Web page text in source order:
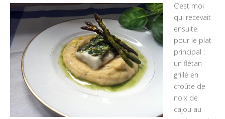
C’est moi
qui recevait
ensuite
pour le plat
principal :
un flétan
grillé en
croûte de
noix de
cajou au